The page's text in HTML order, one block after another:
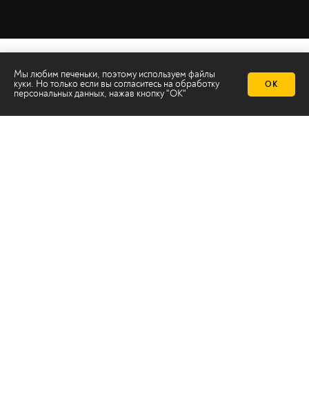
Мы любим печеньки, поэтому используем файлы
куки. Но только если вы согласитесь на обработку
персональных данных, нажав кнопку "ОК"
ОК